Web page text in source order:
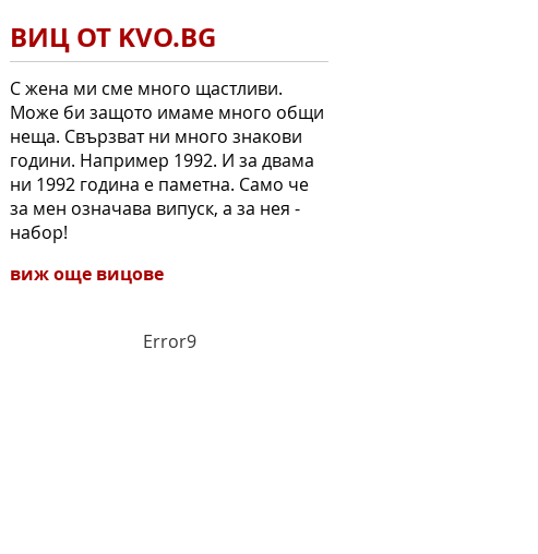
ВИЦ ОТ KVO.BG
С жена ми сме много щастливи.
Може би защото имаме много общи
неща. Свързват ни много знакови
години. Например 1992. И за двама
ни 1992 година е паметна. Само че
за мен означава випуск, а за нея -
набор!
виж още вицове
Error9